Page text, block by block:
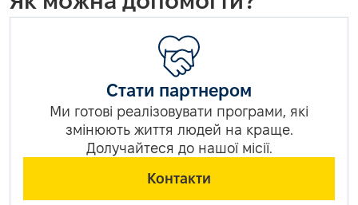
Стати партнером
Ми готові реалізовувати програми, які
змінюють життя людей на краще.
Долучайтеся до нашої місії.
Контакти